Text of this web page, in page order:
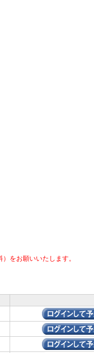
をお願いいたします。